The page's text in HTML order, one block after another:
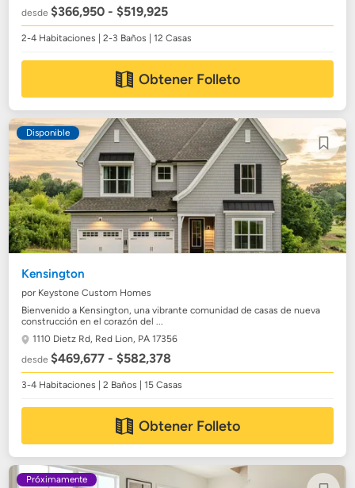
desde$366,950 - $519,925
2-4 Habitaciones | 2-3 Baños | 12 Casas
Obtener Folleto
Disponible
Kensington
por Keystone Custom Homes
Bienvenido a Kensington, una vibrante comunidad de casas de nueva
construcción en el corazón del ...
1110 Dietz Rd, Red Lion, PA 17356
desde$469,677 - $582,378
3-4 Habitaciones | 2 Baños | 15 Casas
Obtener Folleto
Próximamente